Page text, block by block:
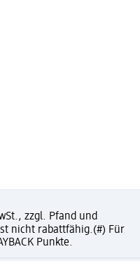
zzgl. Pfand und
nicht rabattfähig.(#) Für
Punkte.